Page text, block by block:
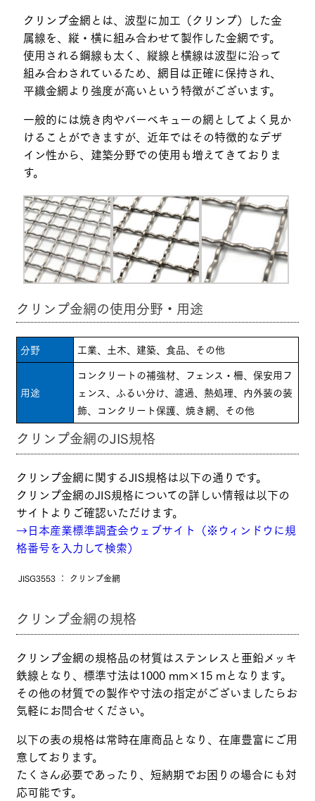
クリンプ金網とは、波型に加工（クリンプ）した金
属線を、縦・横に組み合わせて製作した金網です。
使用される鋼線も太く、縦線と横線は波型に沿って
組み合わされているため、網目は正確に保持され、
平織金網より強度が高いという特徴がございます。
一般的には焼き肉やバーベキューの網としてよく見か
けることができますが、近年ではその特徴的なデザ
イン性から、建築分野での使用も増えてきておりま
す。
クリンプ金網の使用分野・用途
分野 工業、土木、建築、食品、その他
用途
コンクリートの補強材、フェンス・柵、保安用フ
ェンス、ふるい分け、濾過、熱処理、内外装の装
飾、コンクリート保護、焼き網、その他
クリンプ金網のJIS規格
クリンプ金網に関するJIS規格は以下の通りです。
クリンプ金網のJIS規格についての詳しい情報は以下の
サイトよりご確認いただけます。
→日本産業標準調査会ウェブサイト（※ウィンドウに規
格番号を入力して検索）
JISG3553 ： クリンプ金網
クリンプ金網の規格
クリンプ金網の規格品の材質はステンレスと亜鉛メッキ
鉄線となり、標準寸法は1000 mm×15 mとなります。
その他の材質での製作や寸法の指定がございましたらお
気軽にお問合せください。
以下の表の規格は常時在庫商品となり、在庫豊富にご用
意しております。
たくさん必要であったり、短納期でお困りの場合にも対
応可能です。